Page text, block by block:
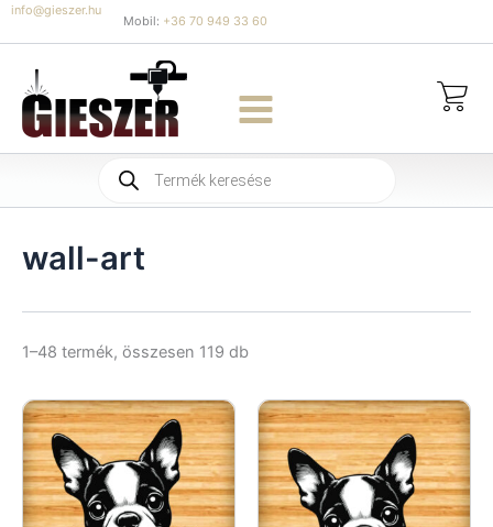
Skip
to
content
info@gieszer.hu
Mobil: +36 70 949 33 60
Products
search
wall-art
1–48 termék, összesen 119 dbSorted